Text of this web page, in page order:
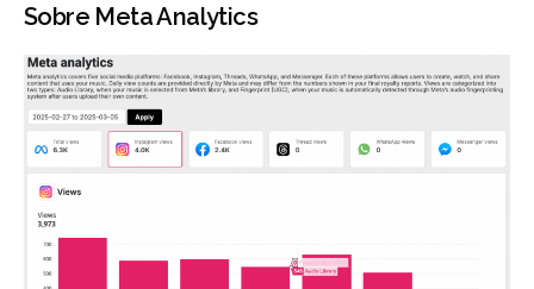
Sobre Meta Analytics